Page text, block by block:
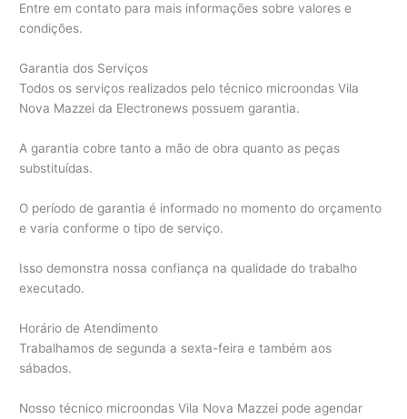
Entre em contato para mais informações sobre valores e
condições.
Garantia dos Serviços
Todos os serviços realizados pelo técnico microondas Vila
Nova Mazzei da Electronews possuem garantia.
A garantia cobre tanto a mão de obra quanto as peças
substituídas.
O período de garantia é informado no momento do orçamento
e varia conforme o tipo de serviço.
Isso demonstra nossa confiança na qualidade do trabalho
executado.
Horário de Atendimento
Trabalhamos de segunda a sexta-feira e também aos
sábados.
Nosso técnico microondas Vila Nova Mazzei pode agendar